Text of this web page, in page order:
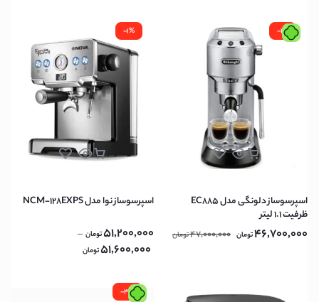
-1%
اسپرسوساز دلونگی مدل EC885
ظرفیت ۱.۱ لیتر
46,700,000تومان 47,000,000تومان
-1%
اسپرسوساز نوا مدل NCM-128EXPS
51,200,000تومان –
51,600,000تومان
-3%